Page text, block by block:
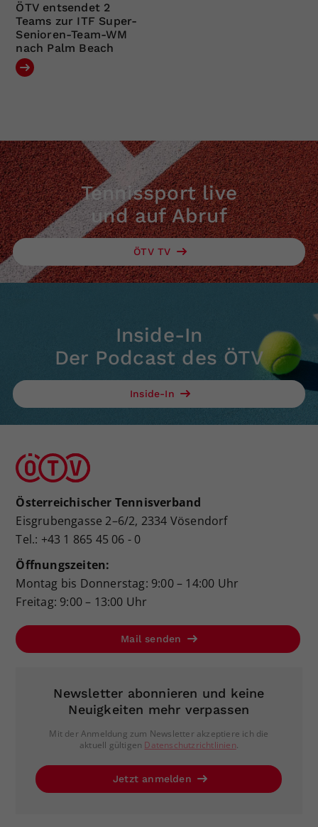
ÖTV entsendet 2
Teams zur ITF Super-
Senioren-Team-WM
nach Palm Beach
Tennissport live
und auf Abruf
ÖTV TV
Inside-In
Der Podcast des ÖTV
Inside-In
Österreichischer Tennisverband
Eisgrubengasse 2–6/2, 2334 Vösendorf
Tel.: +43 1 865 45 06 - 0
Öffnungszeiten:
Montag bis Donnerstag: 9:00 – 14:00 Uhr
Freitag: 9:00 – 13:00 Uhr
Mail senden
Newsletter abonnieren und keine
Neuigkeiten mehr verpassen
Mit der Anmeldung zum Newsletter akzeptiere ich die
aktuell gültigen Datenschutzrichtlinien.
Jetzt anmelden